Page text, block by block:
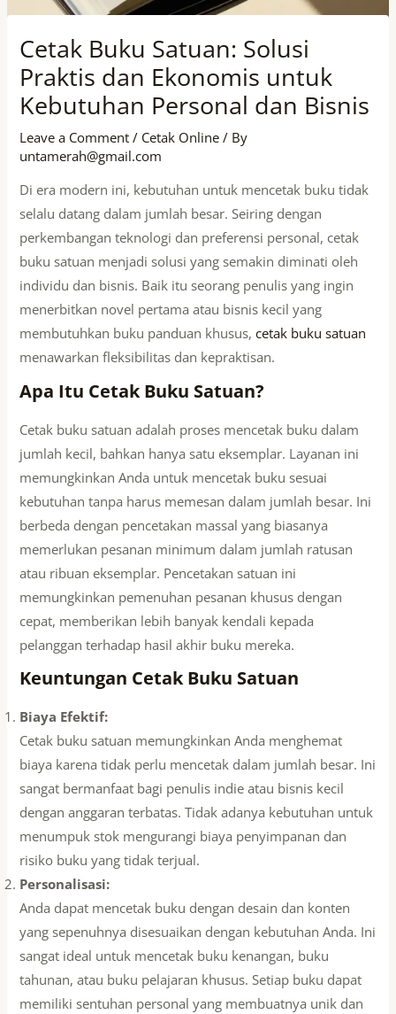
Cetak Buku Satuan: Solusi
Praktis dan Ekonomis untuk
Kebutuhan Personal dan Bisnis
Leave a Comment / Cetak Online / By
untamerah@gmail.com
Di era modern ini, kebutuhan untuk mencetak buku tidak
selalu datang dalam jumlah besar. Seiring dengan
perkembangan teknologi dan preferensi personal, cetak
buku satuan menjadi solusi yang semakin diminati oleh
individu dan bisnis. Baik itu seorang penulis yang ingin
menerbitkan novel pertama atau bisnis kecil yang
membutuhkan buku panduan khusus,cetak buku satuan
menawarkan fleksibilitas dan kepraktisan.
Apa Itu Cetak Buku Satuan?
Cetak buku satuan adalah proses mencetak buku dalam
jumlah kecil, bahkan hanya satu eksemplar. Layanan ini
memungkinkan Anda untuk mencetak buku sesuai
kebutuhan tanpa harus memesan dalam jumlah besar. Ini
berbeda dengan pencetakan massal yang biasanya
memerlukan pesanan minimum dalam jumlah ratusan
atau ribuan eksemplar. Pencetakan satuan ini
memungkinkan pemenuhan pesanan khusus dengan
cepat, memberikan lebih banyak kendali kepada
pelanggan terhadap hasil akhir buku mereka.
Keuntungan Cetak Buku Satuan
Biaya Efektif:
Cetak buku satuan memungkinkan Anda menghemat
biaya karena tidak perlu mencetak dalam jumlah besar. Ini
sangat bermanfaat bagi penulis indie atau bisnis kecil
dengan anggaran terbatas. Tidak adanya kebutuhan untuk
menumpuk stok mengurangi biaya penyimpanan dan
risiko buku yang tidak terjual.
Personalisasi:
Anda dapat mencetak buku dengan desain dan konten
yang sepenuhnya disesuaikan dengan kebutuhan Anda. Ini
sangat ideal untuk mencetak buku kenangan, buku
tahunan, atau buku pelajaran khusus. Setiap buku dapat
memiliki sentuhan personal yang membuatnya unik dan